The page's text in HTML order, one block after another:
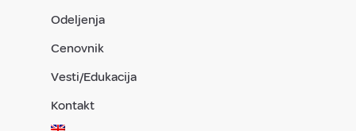
Odeljenja
Cenovnik
Vesti/Edukacija
Kontakt